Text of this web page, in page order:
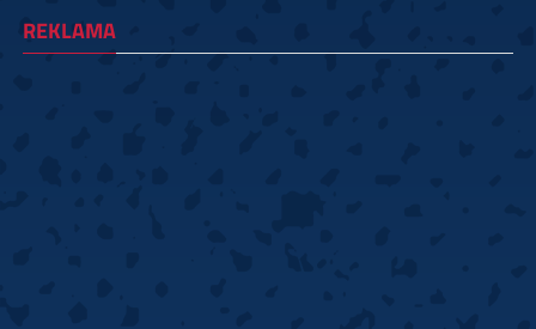
REKLAMA